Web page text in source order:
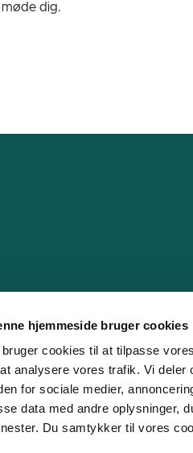
hjemmeside bruger cookies
cookies til at tilpasse
analysere vores trafik. Vi deler
for sociale medier,
data med andre oplysninger,
Du samtykker til vores
dig.